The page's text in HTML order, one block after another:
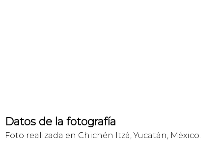
Datos de la fotografía
Foto realizada en Chichén Itzá, Yucatán, México.